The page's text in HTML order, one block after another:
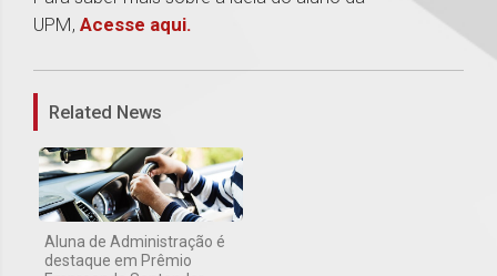
UPM, Acesse aqui.
Related News
Aluna de Administração é
destaque em Prêmio